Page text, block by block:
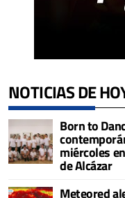
NOTICIAS DE
Born to
miércoles
de Alcázar
Meteored